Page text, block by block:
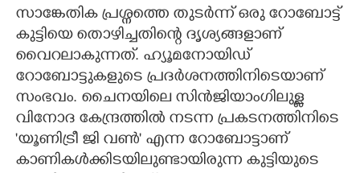
സാങ്കേതിക പ്രശ്നത്തെ തുടർന്ന് ഒരു റോബോട്ട്
കുട്ടിയെ തൊഴിച്ചതിന്റെ ദൃശ്യങ്ങളാണ്
വൈറലാകുന്നത്. ഹ്യൂമനോയിഡ്
റോബോട്ടുകളുടെ പ്രദർശനത്തിനിടെയാണ്
സംഭവം. ചൈനയിലെ സിൻജിയാംഗിലുള്ള
വിനോദ കേന്ദ്രത്തിൽ നടന്ന പ്രകടനത്തിനിടെ
'യൂണിട്രീ ജി വൺ' എന്ന റോബോട്ടാണ്
കാണികൾക്കിടയിലുണ്ടായിരുന്ന കുട്ടിയുടെ